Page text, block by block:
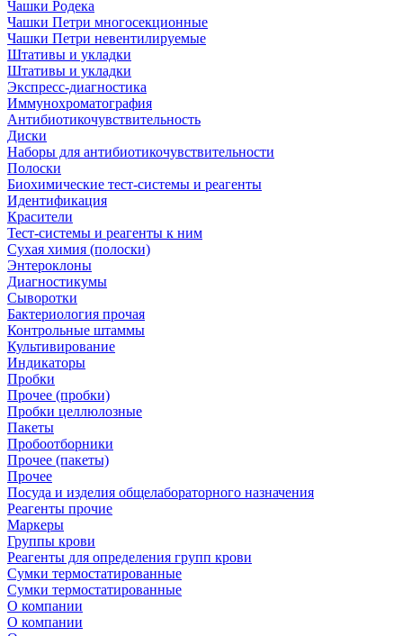
Чашки Родека
Чашки Петри многосекционные
Чашки Петри невентилируемые
Штативы и укладки
Штативы и укладки
Экспресс-диагностика
Иммунохроматография
Антибиотикочувствительность
Диски
Наборы для антибиотикочувствительности
Полоски
Биохимические тест-системы и реагенты
Идентификация
Красители
Тест-системы и реагенты к ним
Сухая химия (полоски)
Энтероклоны
Диагностикумы
Сыворотки
Бактериология прочая
Контрольные штаммы
Культивирование
Индикаторы
Пробки
Прочее (пробки)
Пробки целлюлозные
Пакеты
Пробоотборники
Прочее (пакеты)
Прочее
Посуда и изделия общелабораторного назначения
Реагенты прочие
Маркеры
Группы крови
Реагенты для определения групп крови
Сумки термостатированные
Сумки термостатированные
О компании
О компании